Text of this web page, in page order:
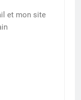
et mon site